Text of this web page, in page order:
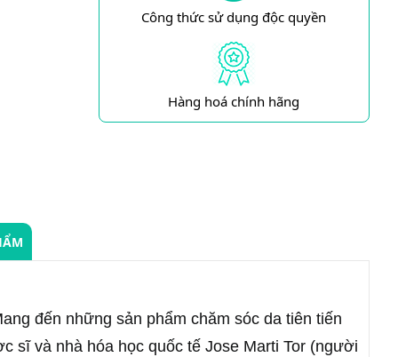
Công thức sử dụng độc quyền
Hàng hoá chính hãng
đến những sản phẩm chăm sóc da tiên tiến
sĩ và nhà hóa học quốc tế Jose Marti Tor (người